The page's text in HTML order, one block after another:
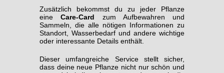
Zusätzlich bekommst du zu jeder Pflanze
eineCare-Card zum Aufbewahren und
Sammeln, die alle nötigen Informationen zu
Standort, Wasserbedarf und andere wichtige
oder interessante Details enthält.
Dieser umfangreiche Service stellt sicher,
dass deine neue Pflanze nicht nur schön und